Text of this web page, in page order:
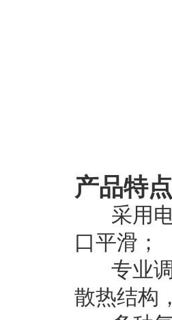
产品特
采用电
口平滑；
专业调
散热结构